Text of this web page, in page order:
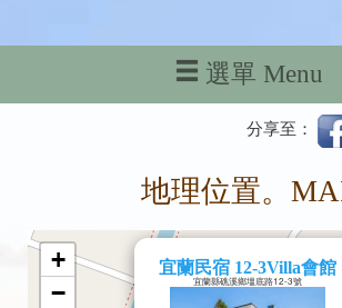
選單 Menu
分享至：
地理位置。
宜蘭民宿 12-3Villa會館
宜蘭縣礁溪鄉塭底路12-3號
+
−